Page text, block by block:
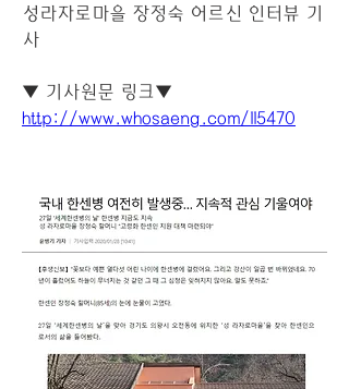
성라자로마을 장정숙 어르신 인터뷰 기
사
▼ 기사원문 링크▼
http://www.whosaeng.com/115470